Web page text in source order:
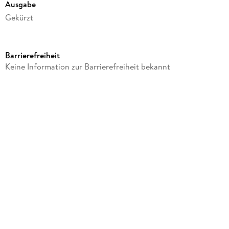
Ausgabe
Gekürzt
Laufzeit
Barrierefreiheit
Keine Information zur Barrierefreiheit bekannt